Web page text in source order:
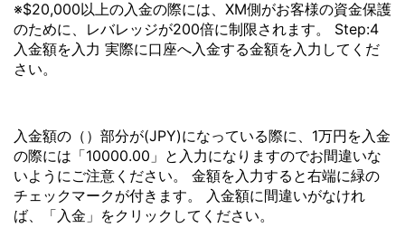
※$20,000以上の入金の際には、XM側がお客様の資金保護
のために、レバレッジが200倍に制限されます。 Step:4
入金額を入力 実際に口座へ入金する金額を入力してくだ
さい。
入金額の（）部分が(JPY)になっている際に、1万円を入金
の際には「10000.00」と入力になりますのでお間違いな
いようにご注意ください。 金額を入力すると右端に緑の
チェックマークが付きます。 入金額に間違いがなけれ
ば、「入金」をクリックしてください。